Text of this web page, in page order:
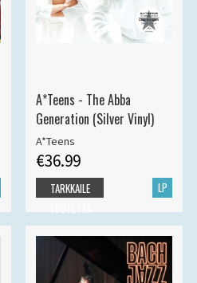
A*Teens - The Abba
Generation (Silver Vinyl)
A*Teens
€36.99
LP
TARKKAILE